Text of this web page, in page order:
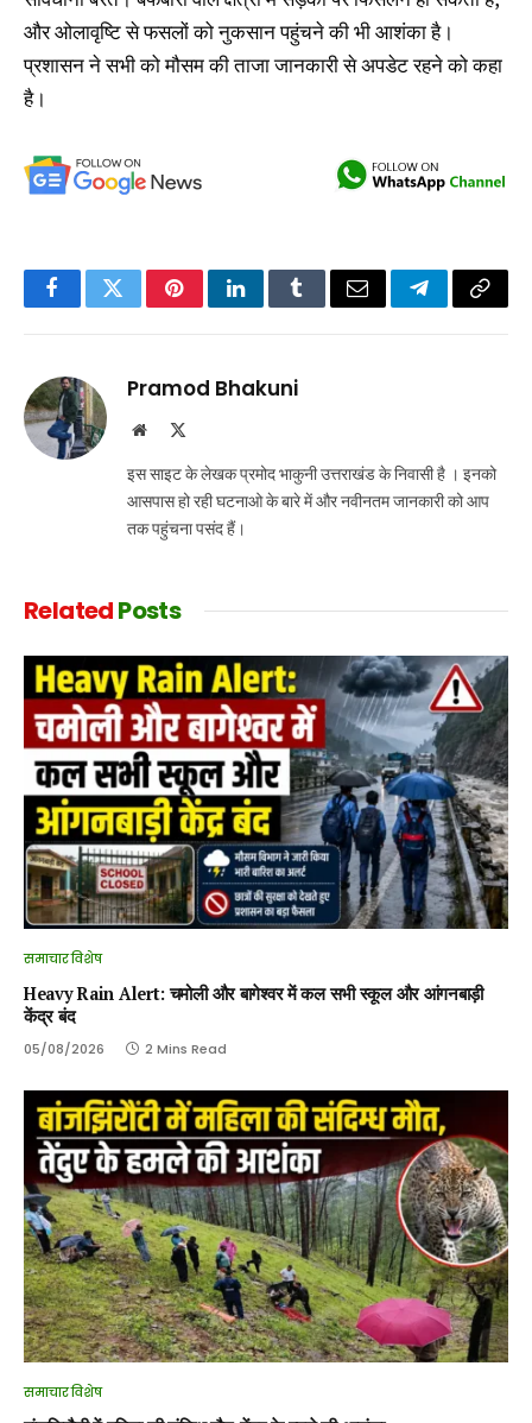
और ओलावृष्टि से फसलों को नुकसान पहुंचने की भी आशंका है।
प्रशासन ने सभी को मौसम की ताजा जानकारी से अपडेट रहने को कहा
है।
FacebookTwitterPinterestLinkedInTumblrEmail TelegramCopy
Pramod Bhakuni
Website
इस साइट के लेखक प्रमोद भाकुनी उत्तराखंड के निवासी है । इनको
आसपास हो रही घटनाओ के बारे में और नवीनतम जानकारी को आप
तक पहुंचना पसंद हैं।
RelatedPosts
समाचार विशेष
Heavy Rain Alert: चमोली और बागेश्वर में कल सभी स्कूल और आंगनबाड़ी
केंद्र बंद
05/08/2026 2 Mins Read
समाचार विशेष